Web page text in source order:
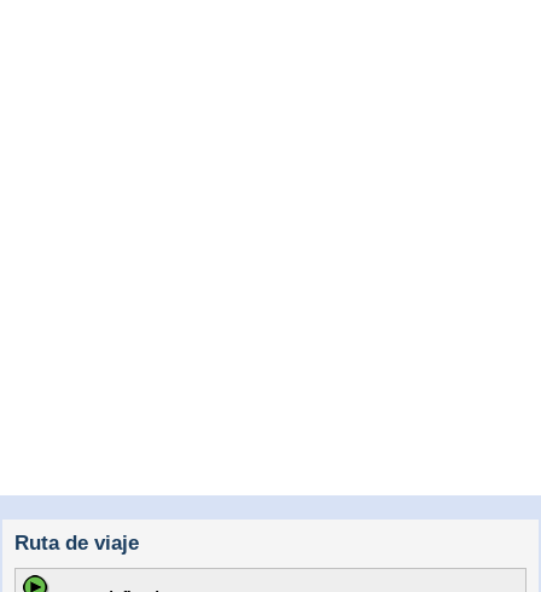
Ruta de viaje